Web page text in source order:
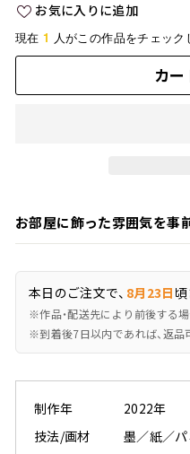
格 お気に入りに追加
現在 1 人がこの作品をチェック
カー
お部屋に飾った雰囲気を事
本日のご注文で、 8月23日
※作品・配送先により前後する
※到着後7日以内であれば、返品
制作年
2022年
技法/画材
墨／紙／